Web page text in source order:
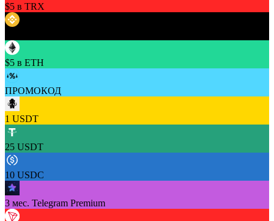
$5 в TRX
$5 в ETH
ПРОМОКОД
1 USDT
25 USDT
10 USDC
3 мес. Telegram Premium